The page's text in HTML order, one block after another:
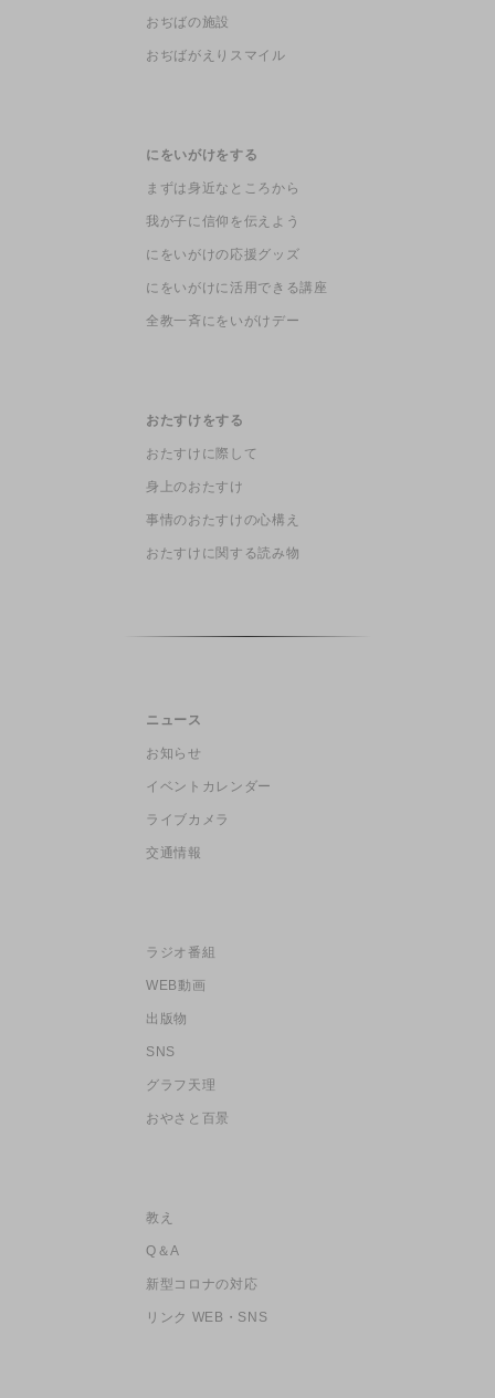
おぢばの施設
おぢばがえりスマイル
にをいがけをする
まずは身近なところから
我が子に信仰を伝えよう
にをいがけの応援グッズ
にをいがけに活用できる講座
全教一斉にをいがけデー
おたすけをする
おたすけに際して
身上のおたすけ
事情のおたすけの心構え
おたすけに関する読み物
ニュース
お知らせ
イベントカレンダー
ライブカメラ
交通情報
ラジオ番組
WEB動画
出版物
SNS
グラフ天理
おやさと百景
教え
Q＆A
新型コロナの対応
リンク WEB・SNS